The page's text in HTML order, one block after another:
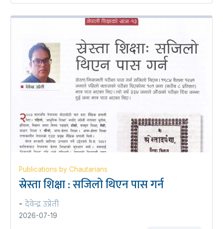
Publications by Chautarians
स्रेस्ता शिक्षा : सजिलो थिएन पास गर्न
- देवेन्द्र उप्रेती
2026-07-19